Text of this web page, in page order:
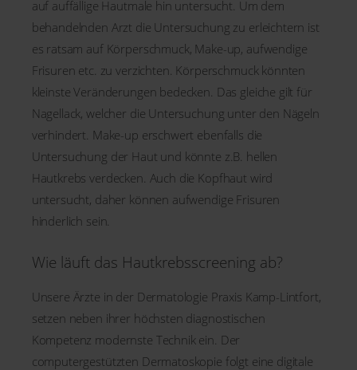
auf auffällige Hautmale hin untersucht. Um dem
behandelnden Arzt die Untersuchung zu erleichtern ist
es ratsam auf Körperschmuck, Make-up, aufwendige
Frisuren etc. zu verzichten. Körperschmuck könnten
kleinste Veränderungen bedecken. Das gleiche gilt für
Nagellack, welcher die Untersuchung unter den Nägeln
verhindert. Make-up erschwert ebenfalls die
Untersuchung der Haut und könnte z.B. hellen
Hautkrebs verdecken. Auch die Kopfhaut wird
untersucht, daher können aufwendige Frisuren
hinderlich sein.
Wie läuft das Hautkrebsscreening ab?
Unsere Ärzte in der Dermatologie Praxis Kamp-Lintfort,
setzen neben ihrer höchsten diagnostischen
Kompetenz modernste Technik ein. Der
computergestützten Dermatoskopie folgt eine digitale